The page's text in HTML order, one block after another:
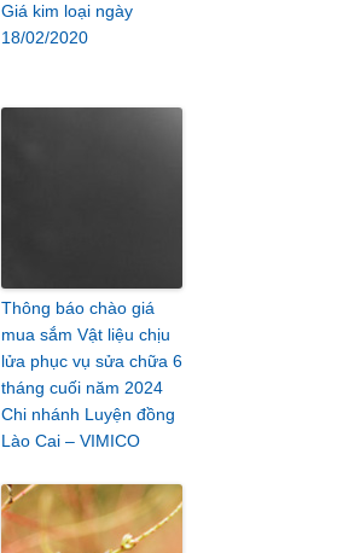
Giá kim loại ngày
18/02/2020
Thông báo chào giá
mua sắm Vật liệu chịu
lửa phục vụ sửa chữa 6
tháng cuối năm 2024
Chi nhánh Luyện đồng
Lào Cai – VIMICO